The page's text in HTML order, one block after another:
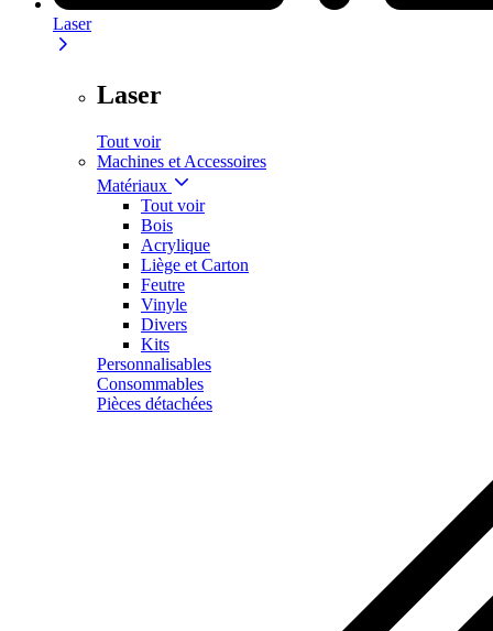
Laser
Laser
Tout voir
Machines et Accessoires
Matériaux
Tout voir
Bois
Acrylique
Liège et Carton
Feutre
Vinyle
Divers
Kits
Personnalisables
Consommables
Pièces détachées